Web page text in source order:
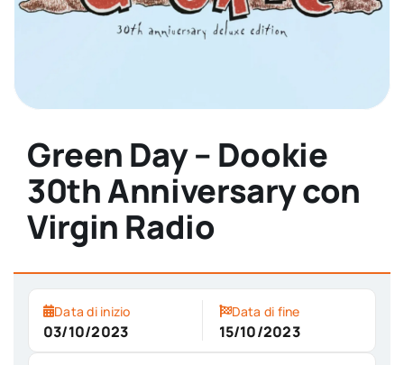
Green Day – Dookie
30th Anniversary con
Virgin Radio
Data di inizio
03/10/2023
Data di fine
15/10/2023